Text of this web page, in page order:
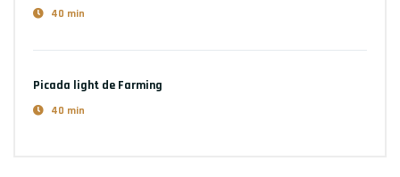
40 min
Picada light de Farming
40 min